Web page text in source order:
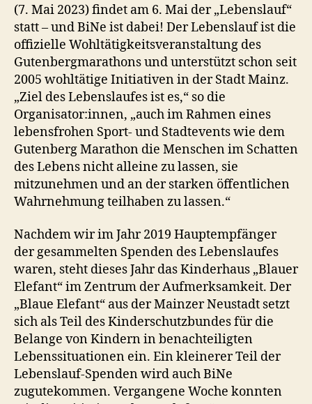
(7. Mai 2023) findet am 6. Mai der „Lebenslauf“
statt – und BiNe ist dabei! Der Lebenslauf ist die
offizielle Wohltätigkeitsveranstaltung des
Gutenbergmarathons und unterstützt schon seit
2005 wohltätige Initiativen in der Stadt Mainz.
„Ziel des Lebenslaufes ist es,“ so die
Organisator:innen, „auch im Rahmen eines
lebensfrohen Sport- und Stadtevents wie dem
Gutenberg Marathon die Menschen im Schatten
des Lebens nicht alleine zu lassen, sie
mitzunehmen und an der starken öffentlichen
Wahrnehmung teilhaben zu lassen.“
Nachdem wir im Jahr 2019 Hauptempfänger
der gesammelten Spenden des Lebenslaufes
waren, steht dieses Jahr das Kinderhaus „Blauer
Elefant“ im Zentrum der Aufmerksamkeit. Der
„Blaue Elefant“ aus der Mainzer Neustadt setzt
sich als Teil des Kinderschutzbundes für die
Belange von Kindern in benachteiligten
Lebenssituationen ein. Ein kleinerer Teil der
Lebenslauf-Spenden wird auch BiNe
zugutekommen. Vergangene Woche konnten